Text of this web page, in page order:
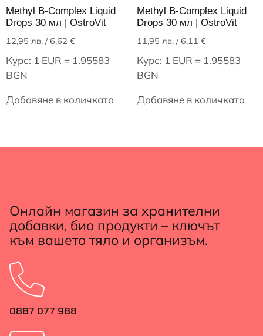
Methyl B-Complex Liquid
Drops 30 мл | OstroVit
12,95 лв. / 6,62 €
Курс: 1 EUR = 1.95583
BGN
Добавяне в количката
Methyl B-Complex Liquid
Drops 30 мл | OstroVit
11,95 лв./ 6,11 €
Курс: 1 EUR = 1.95583
BGN
Добавяне в количката
Онлайн магазин за хранителни
добавки, био продукти – ключът
към вашето тяло и организъм.
0887 077 988